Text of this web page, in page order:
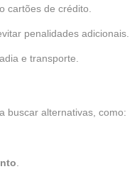
cartões de crédito.
penalidades adicionais.
e transporte.
buscar alternativas, como: